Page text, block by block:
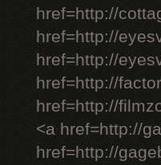
href=http://
href=http://
href=http://
href=http://
href=http://
<a href=http://
href=http://